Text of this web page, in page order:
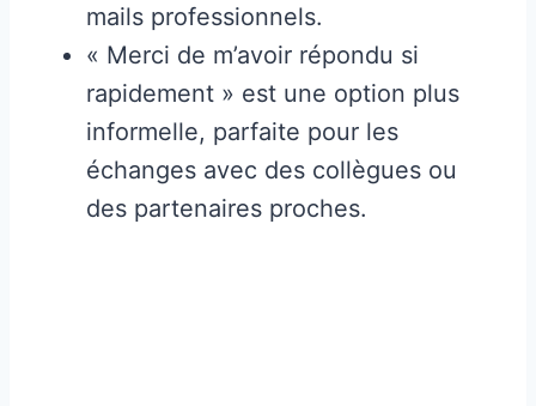
mails professionnels.
« Merci de m’avoir répondu si
rapidement » est une option plus
informelle, parfaite pour les
échanges avec des collègues ou
des partenaires proches.